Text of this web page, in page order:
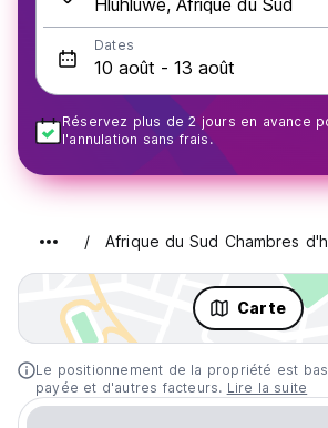
Dates
Réservez plus de 2 jours en avance
l'annulation sans frais.
Afrique du Sud Chambres
Carte
Le positionnement de la propriété est
payée et d'autres facteurs. Lire la suite